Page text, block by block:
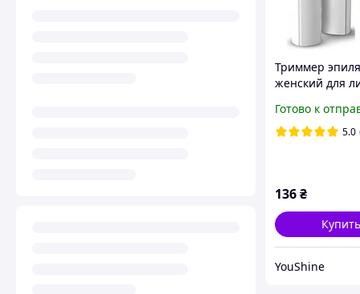
Триммер
женский для
Remover iC227
Готово к
5.0
136₴
Купить
YouShine